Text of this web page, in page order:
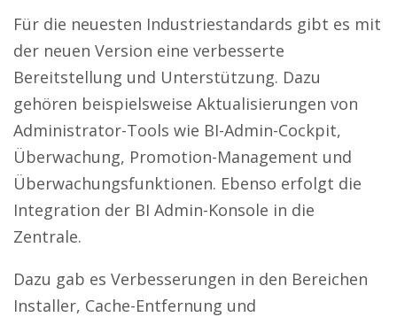
Für die neuesten Industriestandards gibt es mit
der neuen Version eine verbesserte
Bereitstellung und Unterstützung. Dazu
gehören beispielsweise Aktualisierungen von
Administrator-Tools wie BI-Admin-Cockpit,
Überwachung, Promotion-Management und
Überwachungsfunktionen. Ebenso erfolgt die
Integration der BI Admin-Konsole in die
Zentrale.
Dazu gab es Verbesserungen in den Bereichen
Installer, Cache-Entfernung und